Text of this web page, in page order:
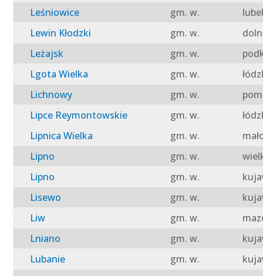
Leśniowice
gm. w.
Lewin Kłodzki
gm. w.
Leżajsk
gm. w.
Lgota Wielka
gm. w.
Lichnowy
gm. w.
Lipce Reymontowskie
gm. w.
Lipnica Wielka
gm. w.
Lipno
gm. w.
Lipno
gm. w.
Lisewo
gm. w.
Liw
gm. w.
Lniano
gm. w.
Lubanie
gm. w.